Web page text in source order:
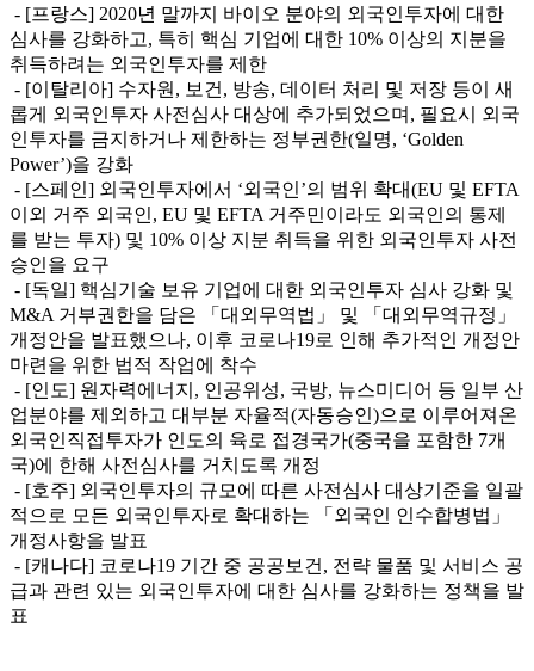
- [프랑스] 2020년 말까지 바이오 분야의 외국인투자에 대한
심사를 강화하고, 특히 핵심 기업에 대한 10% 이상의 지분을
취득하려는 외국인투자를 제한
- [이탈리아] 수자원, 보건, 방송, 데이터 처리 및 저장 등이 새
롭게 외국인투자 사전심사 대상에 추가되었으며, 필요시 외국
인투자를 금지하거나 제한하는 정부권한(일명, ‘Golden
Power’)을 강화
- [스페인] 외국인투자에서 ‘외국인’의 범위 확대(EU 및 EFTA
이외 거주 외국인, EU 및 EFTA 거주민이라도 외국인의 통제
를 받는 투자) 및 10% 이상 지분 취득을 위한 외국인투자 사전
승인을 요구
- [독일] 핵심기술 보유 기업에 대한 외국인투자 심사 강화 및
M&A 거부권한을 담은 「대외무역법」 및 「대외무역규정」
개정안을 발표했으나, 이후 코로나19로 인해 추가적인 개정안
마련을 위한 법적 작업에 착수
- [인도] 원자력에너지, 인공위성, 국방, 뉴스미디어 등 일부 산
업분야를 제외하고 대부분 자율적(자동승인)으로 이루어져온
외국인직접투자가 인도의 육로 접경국가(중국을 포함한 7개
국)에 한해 사전심사를 거치도록 개정
- [호주] 외국인투자의 규모에 따른 사전심사 대상기준을 일괄
적으로 모든 외국인투자로 확대하는 「외국인 인수합병법」
개정사항을 발표
- [캐나다] 코로나19 기간 중 공공보건, 전략 물품 및 서비스 공
급과 관련 있는 외국인투자에 대한 심사를 강화하는 정책을 발
표